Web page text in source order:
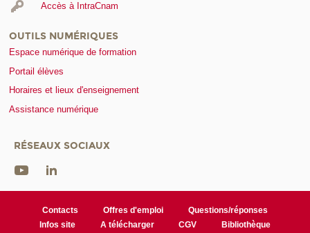
Accès à IntraCnam
OUTILS NUMÉRIQUES
Espace numérique de formation
Portail élèves
Horaires et lieux d'enseignement
Assistance numérique
RÉSEAUX SOCIAUX
Contacts Offres d'emploi
Questions/réponses
Infos site
A télécharger CGV Bibliothèque